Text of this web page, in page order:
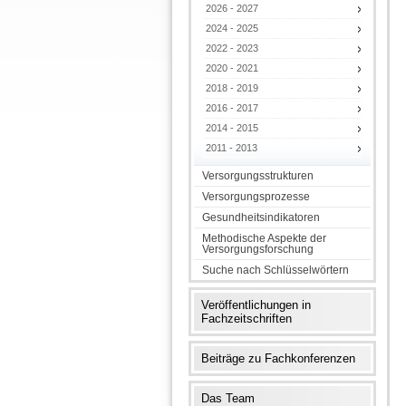
2026 - 2027
2024 - 2025
2022 - 2023
2020 - 2021
2018 - 2019
2016 - 2017
2014 - 2015
2011 - 2013
Versorgungsstrukturen
Versorgungsprozesse
Gesundheitsindikatoren
Methodische Aspekte der
Versorgungsforschung
Suche nach Schlüsselwörtern
Veröffentlichungen in
Fachzeitschriften
Beiträge zu Fachkonferenzen
Das Team